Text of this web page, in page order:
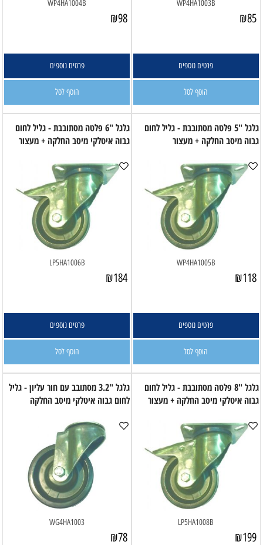
WP4HA1003B
₪85
פרטים נוספים
הוסף לסל
WP4HA1004B
₪98
פרטים נוספים
הוסף לסל
גלגל "5 פלטה מסתובבת - גליל לחום
גבוה מיסב החלקה + מעצור
WP4HA1005B
₪118
פרטים נוספים
הוסף לסל
גלגל "6 פלטה מסתובבת - גליל לחום
גבוה איטלקי מיסב החלקה + מעצור
LP5HA1006B
₪184
פרטים נוספים
הוסף לסל
גלגל "8 פלטה מסתובבת - גליל לחום
גבוה איטלקי מיסב החלקה + מעצור
LP5HA1008B
₪199
גלגל "3.2 מסתובב עם חור עליון - גליל
לחום גבוה איטלקי מיסב החלקה
WG4HA1003
₪78